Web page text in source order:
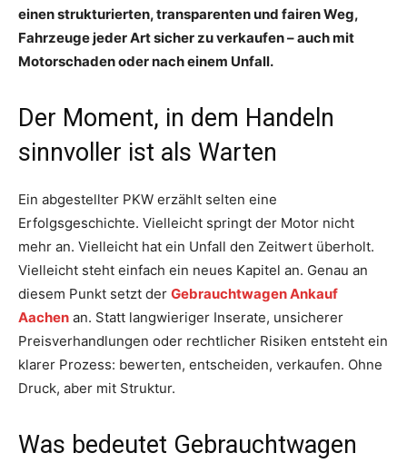
einen strukturierten, transparenten und fairen Weg,
Fahrzeuge jeder Art sicher zu verkaufen – auch mit
Motorschaden oder nach einem Unfall.
Der Moment, in dem Handeln
sinnvoller ist als Warten
Ein abgestellter PKW erzählt selten eine
Erfolgsgeschichte. Vielleicht springt der Motor nicht
mehr an. Vielleicht hat ein Unfall den Zeitwert überholt.
Vielleicht steht einfach ein neues Kapitel an. Genau an
diesem Punkt setzt der Gebrauchtwagen Ankauf
Aachen an. Statt langwieriger Inserate, unsicherer
Preisverhandlungen oder rechtlicher Risiken entsteht ein
klarer Prozess: bewerten, entscheiden, verkaufen. Ohne
Druck, aber mit Struktur.
Was bedeutet Gebrauchtwagen